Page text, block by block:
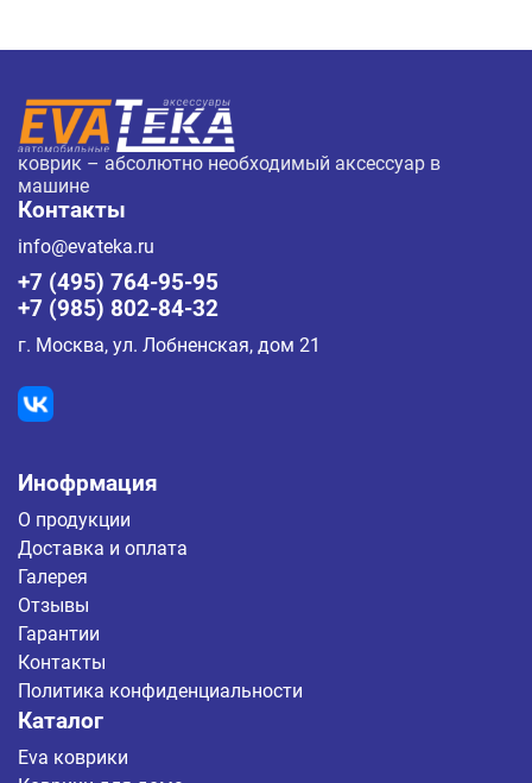
коврик – абсолютно необходимый аксессуар в
машине
Контакты
info@evateka.ru
+7 (495) 764-95-95
+7 (985) 802-84-32
г. Москва, ул. Лобненская, дом 21
Инофрмация
О продукции
Доставка и оплата
Галерея
Отзывы
Гарантии
Контакты
Политика конфиденциальности
Каталог
Eva коврики